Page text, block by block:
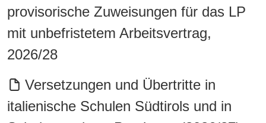
provisorische Zuweisungen für das LP
mit unbefristetem Arbeitsvertrag,
2026/28
Versetzungen und Übertritte in
italienische Schulen Südtirols und in